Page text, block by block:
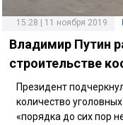
15:28 | 11 ноября 2019
Владимир Путин
строительстве
Президент
количество
«порядка до сих пор